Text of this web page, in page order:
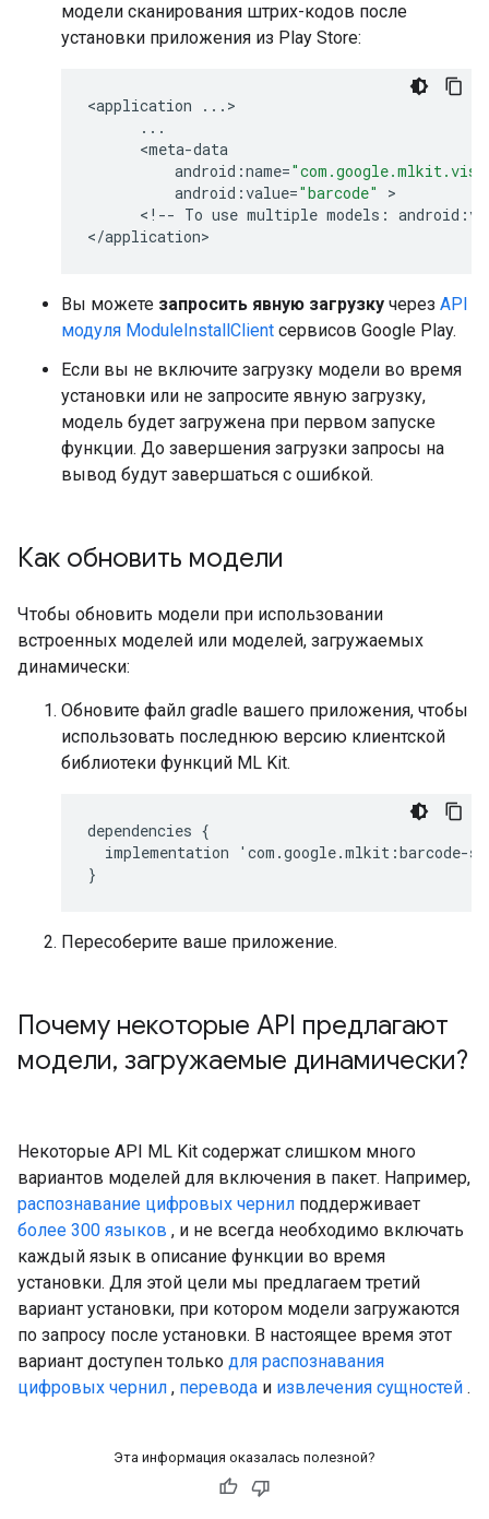
модели сканирования штрих-кодов после
установки приложения из Play Store:
<application ... >
...
      <
meta-data
android :name=
android :value="barcode"
>
      <
! -- To use multiple models : android :
</application
Вы можете запросить явную загрузку через API
модуля ModuleInstallClient сервисов Google Play.
Если вы не включите загрузку модели во время
установки или не запросите явную загрузку,
модель будет загружена при первом запуске
функции. До завершения загрузки запросы на
вывод будут завершаться с ошибкой.
Как обновить модели
Чтобы обновить модели при использовании
встроенных моделей или моделей, загружаемых
динамически:
Обновите файл gradle вашего приложения, чтобы
использовать последнюю версию клиентской
библиотеки функций ML Kit.
dependencies {
implementation
' com .google.mlkit :barcode-
}
Пересоберите ваше приложение.
Почему некоторые API предлагают
модели, загружаемые динамически?
Некоторые API ML Kit содержат слишком много
вариантов моделей для включения в пакет. Например,
распознавание цифровых чернил поддерживает
более 300 языков , и не всегда необходимо включать
каждый язык в описание функции во время
установки. Для этой цели мы предлагаем третий
вариант установки, при котором модели загружаются
по запросу после установки. В настоящее время этот
вариант доступен только для распознавания
цифровых чернил , перевода и извлечения сущностей .
Эта информация оказалась полезной?